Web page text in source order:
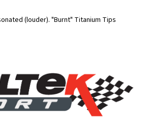
(louder). "Burnt" Titanium Tips